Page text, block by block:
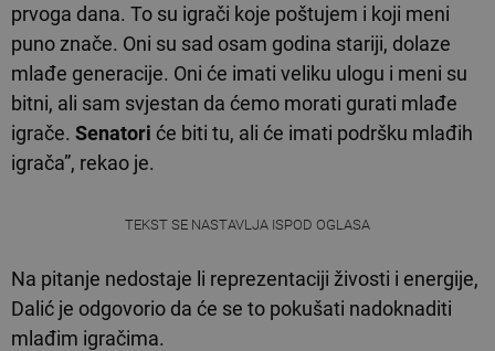
prvoga dana. To su igrači koje poštujem i koji meni
puno znače. Oni su sad osam godina stariji, dolaze
mlađe generacije. Oni će imati veliku ulogu i meni su
bitni, ali sam svjestan da ćemo morati gurati mlađe
igrače. Senatori će biti tu, ali će imati podršku mlađih
igrača”, rekao je.
TEKST SE NASTAVLJA ISPOD OGLASA
Na pitanje nedostaje li reprezentaciji živosti i energije,
Dalić je odgovorio da će se to pokušati nadoknaditi
mlađim igračima.